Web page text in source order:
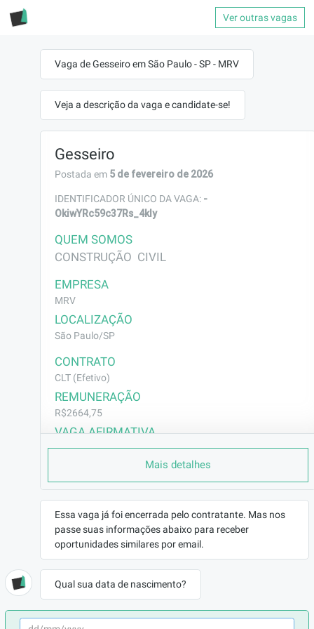
Ver outras vagas
Vaga de Gesseiro em São Paulo - SP - MRV
Veja a descrição da vaga e candidate-se!
Gesseiro
Postada em 5 de fevereiro de 2026
IDENTIFICADOR ÚNICO DA VAGA: -
OkiwYRc59c37Rs_4kIy
QUEM SOMOS
CONSTRUÇÃO  CIVIL
EMPRESA
MRV
LOCALIZAÇÃO
São Paulo/SP
CONTRATO
CLT (Efetivo)
REMUNERAÇÃO
R$2664,75
VAGA AFIRMATIVA
Não
RAMO DE ATUAÇÃO
Construção Civil
BENEFÍCIOS
a combinar
DESCRIÇÃO
Executar a aplicação de gesso liso na parede
(reboco de gesso) e/ou execução de shafts,
forro e fechamentos em placa de gesso
(drywall)
Mais detalhes
Essa vaga já foi encerrada pelo contratante. Mas nos
passe suas informações abaixo para receber
oportunidades similares por email.
Qual sua data de nascimento?